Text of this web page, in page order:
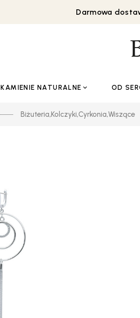
Darmowa
KAMIENIE NATURALNE OD
Biżuteria,Kolczyki,Cyrkonia,Wiszące